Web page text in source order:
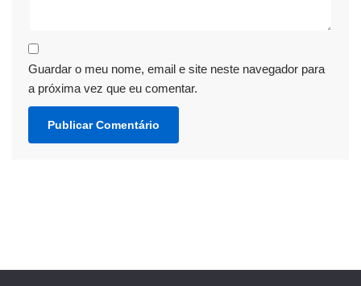
Guardar o meu nome, email e site neste navegador para
a próxima vez que eu comentar.